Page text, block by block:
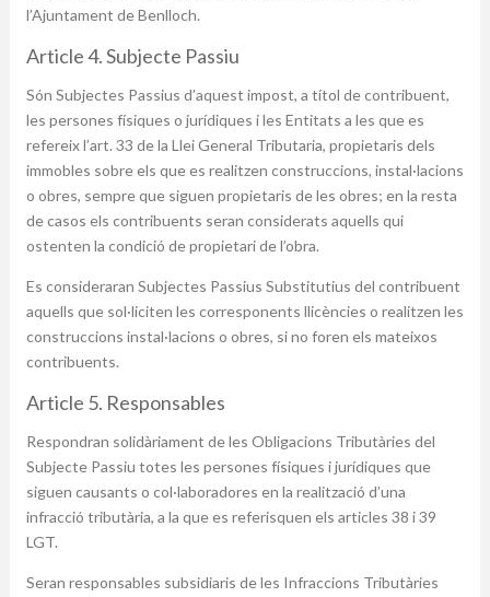
l’Ajuntament de Benlloch.
Article 4. Subjecte Passiu
Són Subjectes Passius d’aquest impost, a títol de contribuent,
les persones físiques o jurídiques i les Entitats a les que es
refereix l’art. 33 de la Llei General Tributaria, propietaris dels
immobles sobre els que es realitzen construccions, instal·lacions
o obres, sempre que siguen propietaris de les obres; en la resta
de casos els contribuents seran considerats aquells qui
ostenten la condició de propietari de l’obra.
Es consideraran Subjectes Passius Substitutius del contribuent
aquells que sol·liciten les corresponents llicències o realitzen les
construccions instal·lacions o obres, si no foren els mateixos
contribuents.
Article 5. Responsables
Respondran solidàriament de les Obligacions Tributàries del
Subjecte Passiu totes les persones físiques i jurídiques que
siguen causants o col·laboradores en la realització d’una
infracció tributària, a la que es referisquen els articles 38 i 39
LGT.
Seran responsables subsidiaris de les Infraccions Tributàries